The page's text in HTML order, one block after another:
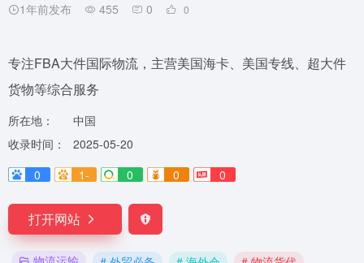
1年前发布 455 0 0
专注FBA大件国际物流，主营美国海卡、美国专线、超大件
货物等综合服务
所在地：
中国
收录时间：
2025-05-20
0
1- 0 0 0
打开网站